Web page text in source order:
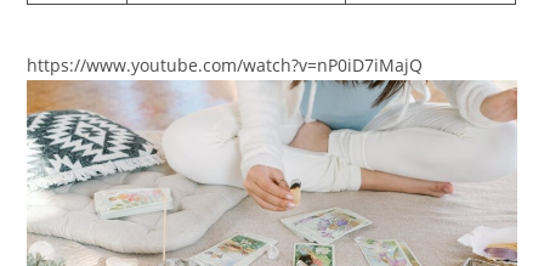
https://www.youtube.com/watch?v=nP0iD7iMajQ